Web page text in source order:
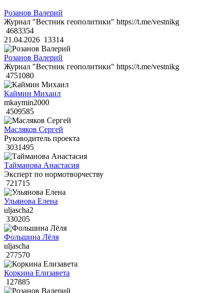
Розанов Валерий
Журнал "Вестник геополитики" https://t.me/vestnikg
4683354
21.04.2026 13314
Розанов Валерий
Журнал "Вестник геополитики" https://t.me/vestnikg
4751080
Каймин Михаил
mkaymin2000
4509585
Масляков Сергей
Руководитель проекта
3031495
Тайманова Анастасия
Эксперт по нормотворчеству
721715
Ульянова Елена
uljascha2
330205
Фольшина Лёля
uljascha
277570
Коркина Елизавета
127885